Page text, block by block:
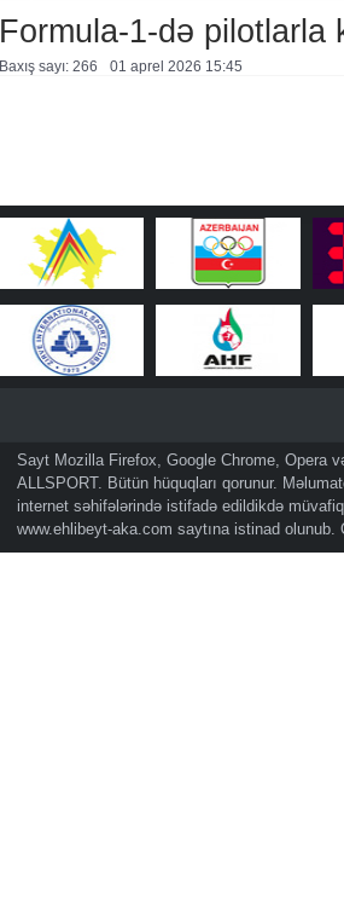
Formula-1-də pilotlarla
Baxış sayı: 266 01 aprel 2026 15:45
Sayt Mozilla Firefox, Google Chrome, Opera
ALLSPORT. Bütün hüquqları qorunur.
internet səhifələrində istifadə edildikdə
www.ehlibeyt-aka.com saytına istinad olunub.